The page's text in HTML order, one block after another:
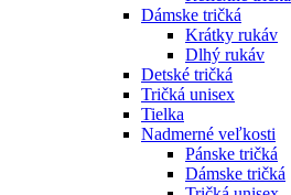
Dámske tričká
Krátky rukáv
Dlhý rukáv
Detské tričká
Tričká unisex
Tielka
Nadmerné veľkosti
Pánske tričká
Dámske tričká